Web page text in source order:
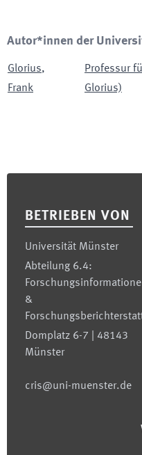
Autor*innen der
Glorius,
Frank
Professur
Glorius)
BETRIEBEN VON
Universität Münster
Abteilung 6.4:
&
Domplatz 6-7 | 48143
Münster
cris@uni-muenster.de